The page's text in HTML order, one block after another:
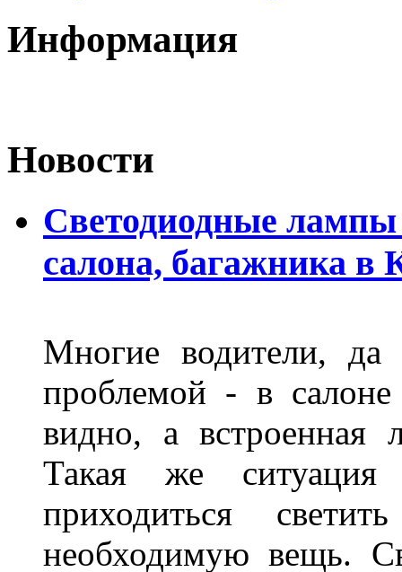
Информация
Новости
Светодиодные лампы
салона, багажника в
Многие водители, да
проблемой - в
видно, а встроенная
Такая же
приходиться
необходимую вещь.